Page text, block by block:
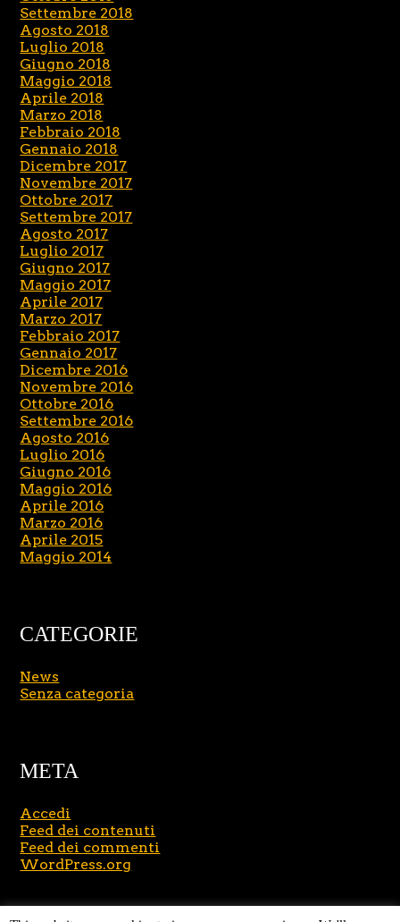
Settembre 2018
Agosto 2018
Luglio 2018
Giugno 2018
Maggio 2018
Aprile 2018
Marzo 2018
Febbraio 2018
Gennaio 2018
Dicembre 2017
Novembre 2017
Ottobre 2017
Settembre 2017
Agosto 2017
Luglio 2017
Giugno 2017
Maggio 2017
Aprile 2017
Marzo 2017
Febbraio 2017
Gennaio 2017
Dicembre 2016
Novembre 2016
Ottobre 2016
Settembre 2016
Agosto 2016
Luglio 2016
Giugno 2016
Maggio 2016
Aprile 2016
Marzo 2016
Aprile 2015
Maggio 2014
CATEGORIE
News
Senza categoria
META
Accedi
Feed dei contenuti
Feed dei commenti
WordPress.org
Copyright © 2026 Massimo Brusasco . All Rights